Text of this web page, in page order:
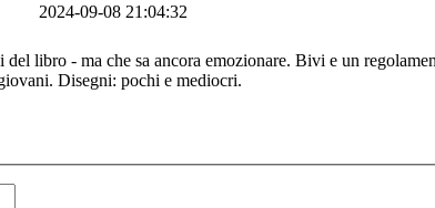
2024-09-08 21:04:32
libro - ma che sa ancora emozionare. Bivi e un
Disegni: pochi e mediocri.